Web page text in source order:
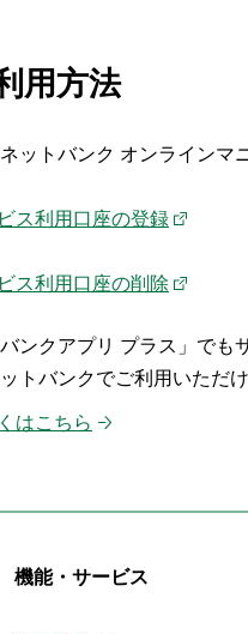
用方法
ネットバンク オンラインマ
ス利用口座の登録
ス利用口座の削除
バンクアプリ プラス」でも
トバンクでご利用いただ
はこちら
機能・サービス